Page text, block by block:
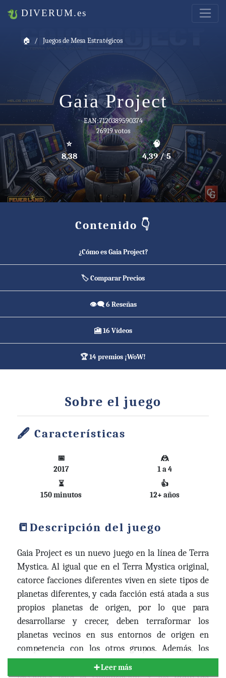
DIVERUM.es
🏠 Juegos de Mesa Estratégicos
Gaia Project
EAN:7120389590374
26919 votos
⭐
8,38
🧠
4,39 / 5
Contenido 👇
¿Cómo es Gaia Project?
🏷️ Comparar Precios
👁️‍🗨️ 6 Reseñas
🎦 16 Vídeos
🏆 14 premios ¡WoW!
Sobre el juego
Características
📅
2017
🤼
1 a 4
⏳
150 minutos
👍
12+ años
Descripción del juego
Gaia Project es un nuevo juego en la línea de Terra
Mystica. Al igual que en el Terra Mystica original,
catorce facciones diferentes viven en siete tipos de
planetas diferentes, y cada facción está atada a sus
propios planetas de origen, por lo que para
desarrollarse y crecer, deben terraformar los
planetas vecinos en sus entornos de origen en
competencia con los otros grupos. Además, los
planetas Gaia pueden ser utilizados por todas las
facciones para la colonización, y losplanetas
➕ Leer más